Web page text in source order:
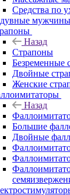
Средства по
мужчины
Назад
Страпоны
Безременные
Двойные
Женские
Назад
Большие
Двойные